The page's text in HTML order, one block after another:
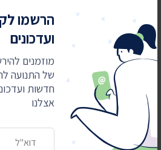
הרשמו
ועדכונים
מוזמנים
של התנועה
חדשות
אצלנו
עתרנו וחשפנו: יומן הפגישות
ל-2025
הוצאות מעונות ראש הממשלה ל-2025-
27 ביולי 2026
הוועדה לחיוב אישי במשרד
פעמיים בשנה וחצי